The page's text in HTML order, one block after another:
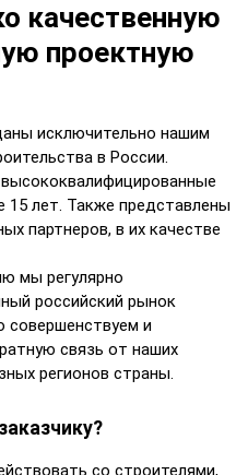
качественную
проектную
исключительно нашим
в России.
лет. Также представлены
партнеров, в их качестве
мы регулярно
российский рынок
совершенствуем и
связь от наших
регионов страны.
со строителями,